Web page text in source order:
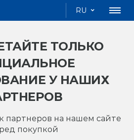
RU
ТОЛЬКО
У НАШИХ
партнеров на нашем сайте
покупкой